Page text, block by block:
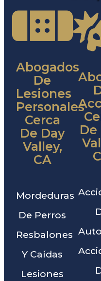
Abogados
De
Lesiones
Personales
Cerca
De Day
Valley,
CA
Mordeduras
De Perros
Resbalones
Y Caídas
Lesiones
De